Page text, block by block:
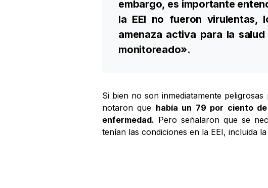
embargo, es importante
la EEI no fueron virulentas,
amenaza activa para la
monitoreado».
Si bien no son inmediatamente
notaron que había un 79 por ciento
enfermedad. Pero señalaron que se
tenían las condiciones en la EEI, incluida